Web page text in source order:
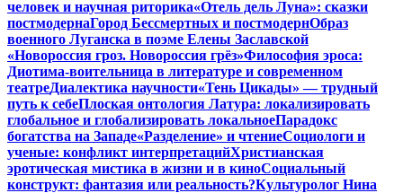
человек и научная риторика«Отель дель Луна»: сказки
постмодернаГород Бессмертных и постмодернОбраз
военного Луганска в поэме Елены Заславской
«Новороссия гроз. Новороссия грёз»Философия эроса:
Диотима-воительница в литературе и современном
театреДиалектика научности«Тень Цикады» — трудный
путь к себеПлоская онтология Латура: локализировать
глобальное и глобализировать локальноеПарадокс
богатства на Западе«Разделение» и чтениеСоциологи и
ученые: конфликт интерпретацийХристианская
эротическая мистика в жизни и в киноСоциальный
конструкт: фантазия или реальность?Культуролог Нина